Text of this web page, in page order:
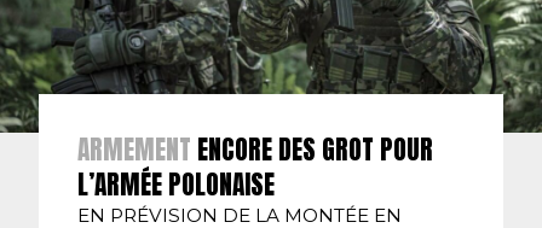
ARMEMENT ENCORE DES GROT POUR
L’ARMÉE POLONAISE
EN PRÉVISION DE LA MONTÉE EN